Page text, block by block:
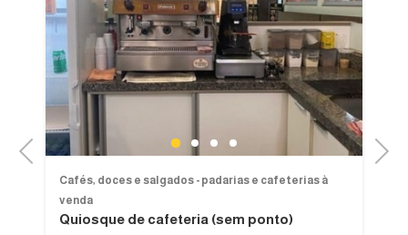
Previous 1 2 3 4
Cafés, doces e salgados - padarias e cafeterias à
venda
Quiosque de cafeteria (sem ponto)
Next